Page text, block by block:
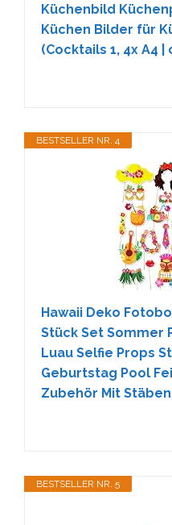
Küchenbild
Küchen Bilder für
(Cocktails 1, 4x A4 |
BESTSELLER NR. 4
Hawaii Deko
Stück Set Sommer
Luau Selfie Props
Geburtstag Pool
Zubehör Mit
BESTSELLER NR. 5